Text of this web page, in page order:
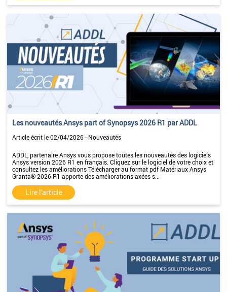
Les nouveautés Ansys part of Synopsys 2026 R1 par ADDL
Article écrit le 02/04/2026 - Nouveautés
ADDL, partenaire Ansys vous propose toutes les nouveautés des logiciels
Ansys version 2026 R1 en français. Cliquez sur le logiciel de votre choix et
consultez les améliorations Télécharger au format pdf Matériaux Ansys
Granta® 2026 R1 apporte des améliorations axées s...
Lire l'article